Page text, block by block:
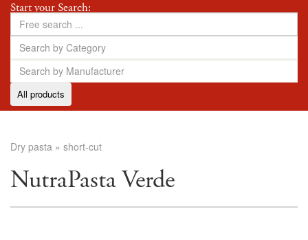
Start your Search:
All products
Dry pasta » short-cut
NutraPasta Verde